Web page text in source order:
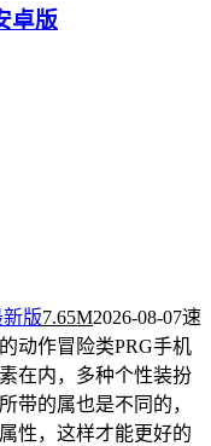
卓版
版7.65M2026-08-07速
动作冒险类PRG手机
在内，多种个性装扮
带的属也是不同的，
性，这样才能更好的